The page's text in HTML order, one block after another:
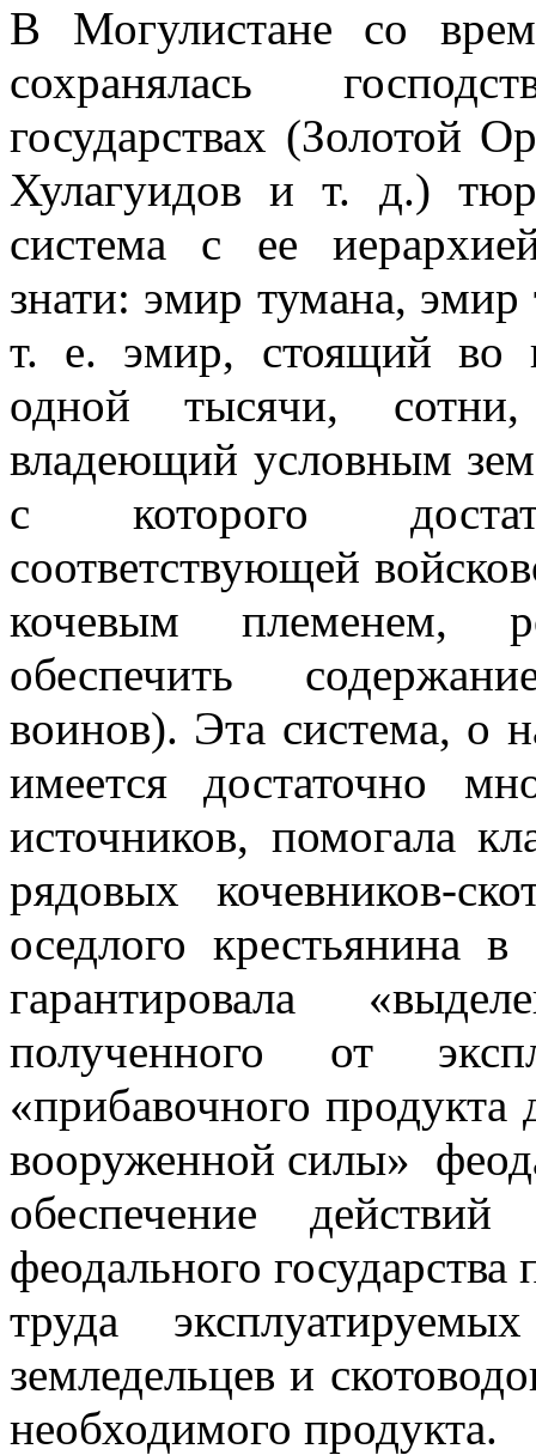
В Могулистане со
сохранялась
государствах (Золотой
Хулагуидов и т. д.)
система с ее
знати: эмир тумана,
т. е. эмир, стоящий во
одной тысячи, сотни,
владеющий условным
с которого
соответствующей
кочевым племенем,
обеспечить
воинов). Эта система, о
имеется достаточно
источников, помогала
рядовых кочевников-
оседлого крестьянина
гарантировала
полученного от
«прибавочного продукта
вооруженной силы»
обеспечение действий
феодального
труда
земледельцев и
необходимого продукта.